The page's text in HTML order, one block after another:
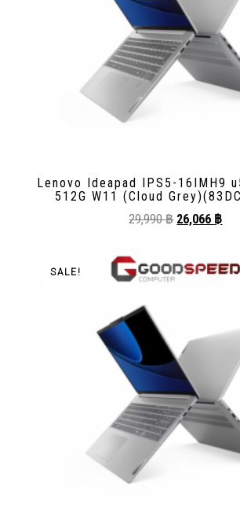
Lenovo Ideapad IPS5-16IMH9
512G W11 (Cloud
29,990฿ 26,066 ฿
SALE!